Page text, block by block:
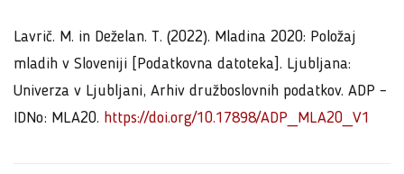
Lavrič. M. in Deželan. T. (2022). Mladina 2020: Položaj
mladih v Sloveniji [Podatkovna datoteka]. Ljubljana:
Univerza v Ljubljani, Arhiv družboslovnih podatkov. ADP –
IDNo: MLA20. https://doi.org/10.17898/ADP_MLA20_V1